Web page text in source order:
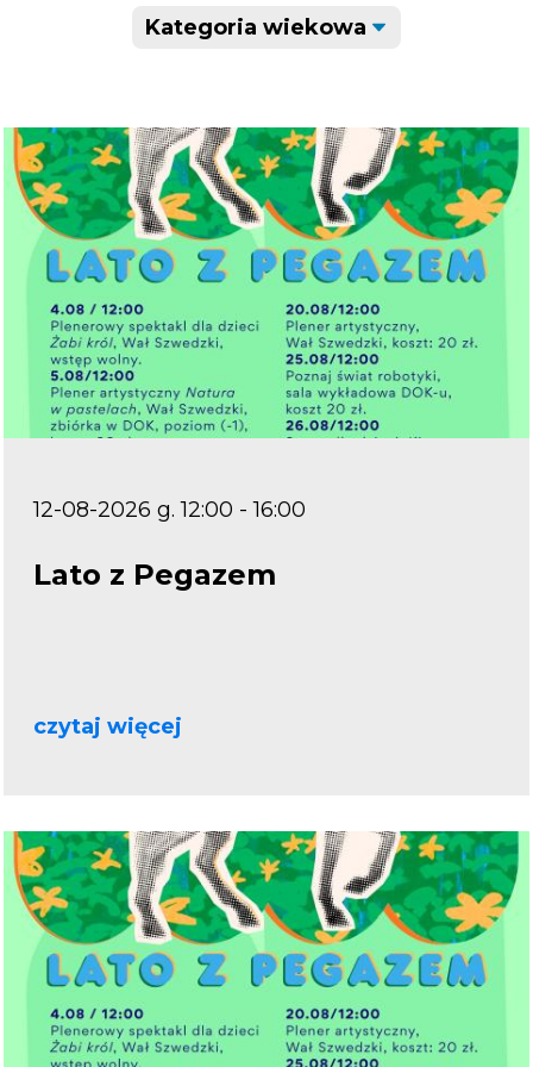
12-08-2026 g. 12:00 - 16:00
Lato z Pegazem
czytaj więcej